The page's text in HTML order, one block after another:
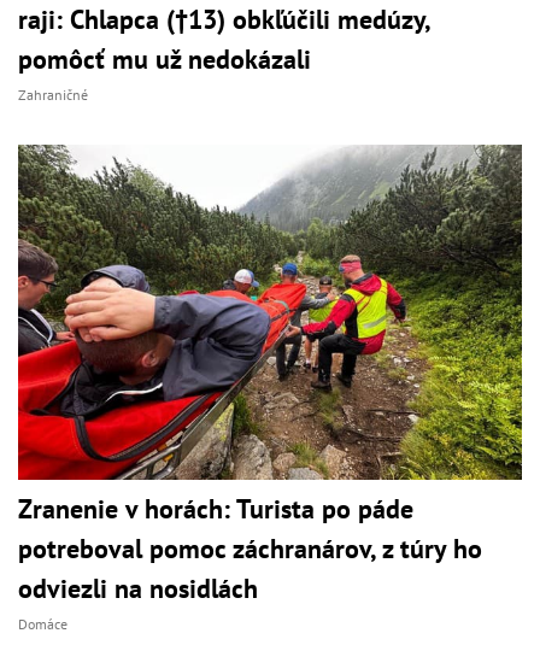
raji: Chlapca (†13) obkľúčili medúzy,
pomôcť mu už nedokázali
Zahraničné
Zranenie v horách: Turista po páde
potreboval pomoc záchranárov, z túry ho
odviezli na nosidlách
Domáce